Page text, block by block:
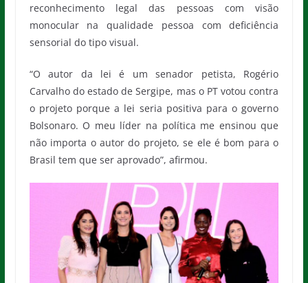
reconhecimento legal das pessoas com visão
monocular na qualidade pessoa com deficiência
sensorial do tipo visual.
“O autor da lei é um senador petista, Rogério
Carvalho do estado de Sergipe, mas o PT votou contra
o projeto porque a lei seria positiva para o governo
Bolsonaro. O meu líder na política me ensinou que
não importa o autor do projeto, se ele é bom para o
Brasil tem que ser aprovado”, afirmou.